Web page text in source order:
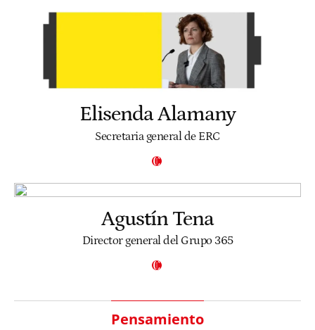
Elisenda Alamany
Secretaria general de ERC
Agustín Tena
Director general del Grupo 365
Pensamiento